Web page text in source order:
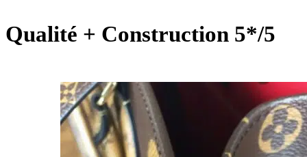
Qualité + Construction 5*/5